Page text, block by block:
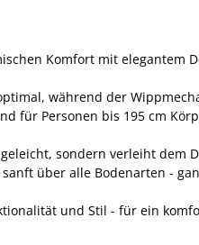
Komfort mit elegantem
während der
für Personen bis 195 cm
sondern verleiht
über alle Bodenarten -
und Stil - für ein